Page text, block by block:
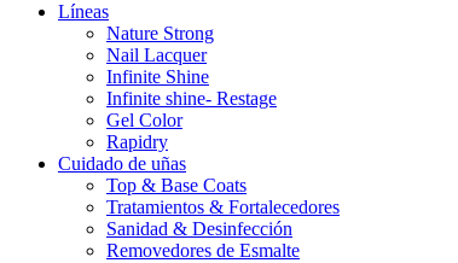
Líneas
Nature Strong
Nail Lacquer
Infinite Shine
Infinite shine- Restage
Gel Color
Rapidry
Cuidado de uñas
Top & Base Coats
Tratamientos & Fortalecedores
Sanidad & Desinfección
Removedores de Esmalte